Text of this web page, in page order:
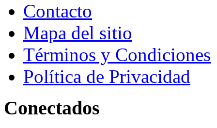
Contacto
Mapa del sitio
Términos y Condiciones
Política de Privacidad
Conectados